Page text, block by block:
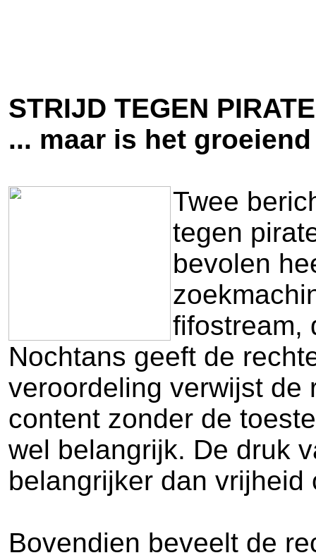
STRIJD TEGEN
... maar is het
Twee
tegen
bevolen
fifostream,
Nochtans geeft de
veroordeling verwijst de
content zonder de
wel belangrijk. De druk
belangrijker dan vrijheid
Bovendien beveelt de